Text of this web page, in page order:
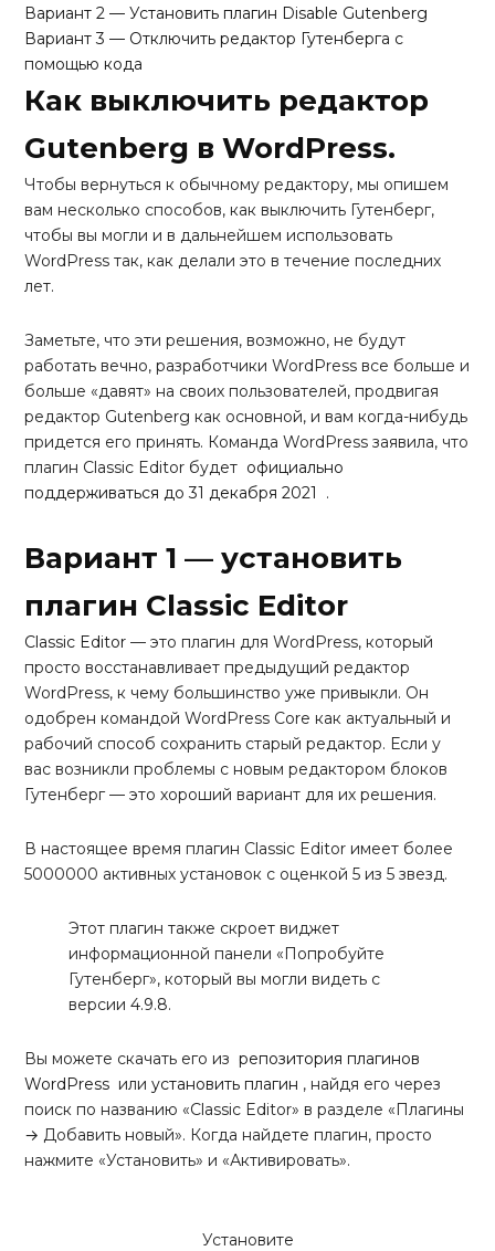
Вариант 2 — Установить плагин Disable Gutenberg
Вариант 3 — Отключить редактор Гутенберга с
помощью кода
Как выключить редактор
Gutenberg в WordPress.
Чтобы вернуться к обычному редактору, мы опишем
вам несколько способов, как выключить Гутенберг,
чтобы вы могли и в дальнейшем использовать
WordPress так, как делали это в течение последних
лет.
Заметьте, что эти решения, возможно, не будут
работать вечно, разработчики WordPress все больше и
больше «давят» на своих пользователей, продвигая
редактор Gutenberg как основной, и вам когда-нибудь
придется его принять. Команда WordPress заявила, что
плагин Classic Editor будет официально
поддерживаться до 31 декабря 2021
.
Вариант 1 — установить
плагин Classic Editor
Classic Editor — это плагин для WordPress, который
просто восстанавливает предыдущий редактор
WordPress, к чему большинство уже привыкли. Он
одобрен командой WordPress Core как актуальный и
рабочий способ сохранить старый редактор. Если у
вас возникли проблемы с новым редактором блоков
Гутенберг — это хороший вариант для их решения.
В настоящее время плагин Classic Editor имеет более
5000000 активных установок с оценкой 5 из 5 звезд.
Этот плагин также скроет виджет
информационной панели «Попробуйте
Гутенберг», который вы могли видеть с
версии 4.9.8.
Вы можете скачать его из репозитория плагинов
WordPress или установить плагин , найдя его через
поиск по названию «Classic Editor» в разделе «Плагины
→ Добавить новый». Когда найдете плагин, просто
нажмите «Установить» и «Активировать».
Установите